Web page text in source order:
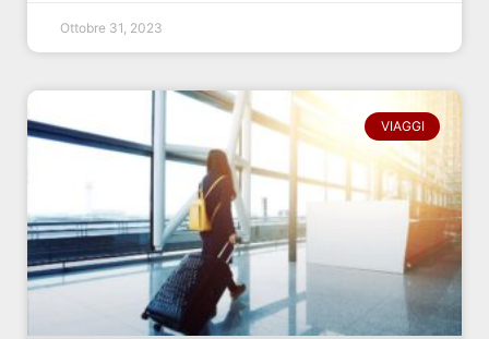
Ottobre 31, 2023
VIAGGI